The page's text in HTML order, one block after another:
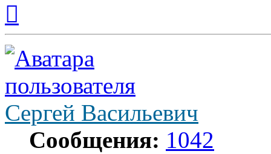
началу
Сергей Васильевич
Сообщения: 1042